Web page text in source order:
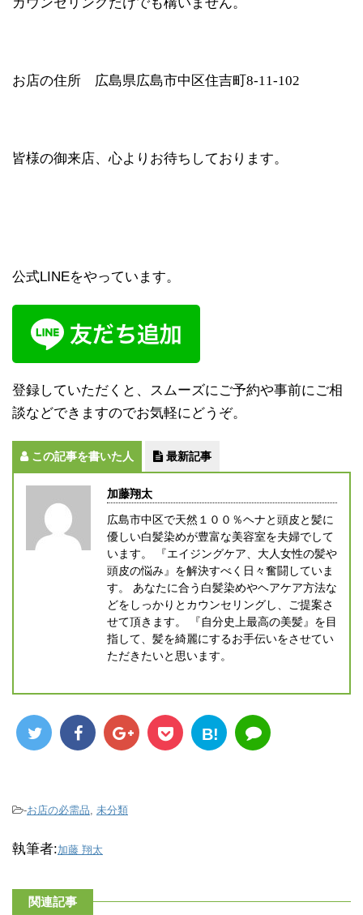
お店の住所 広島県広島市中区住吉町8-11-102
皆様の御来店、心よりお待ちしております。
公式LINEをやっています。
登録していただくと、スムーズにご予約や事前にご相
談などできますのでお気軽にどうぞ。
この記事を書いた人 最新記事
加藤翔太
広島市中区で天然１００％ヘナと頭皮と髪に
優しい白髪染めが豊富な美容室を夫婦でして
います。 『エイジングケア、大人女性の髪や
頭皮の悩み』を解決すべく日々奮闘していま
す。 あなたに合う白髪染めやヘアケア方法な
どをしっかりとカウンセリングし、ご提案さ
せて頂きます。 『自分史上最高の美髪』を目
指して、髪を綺麗にするお手伝いをさせてい
ただきたいと思います。
B!
-お店の必需品 未分類
執筆者:加藤 翔太
関連記事